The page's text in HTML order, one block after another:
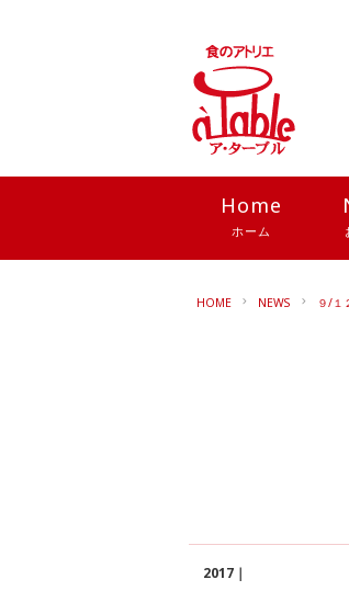
Home
ホーム
HOME NEWS ９/１
2017｜